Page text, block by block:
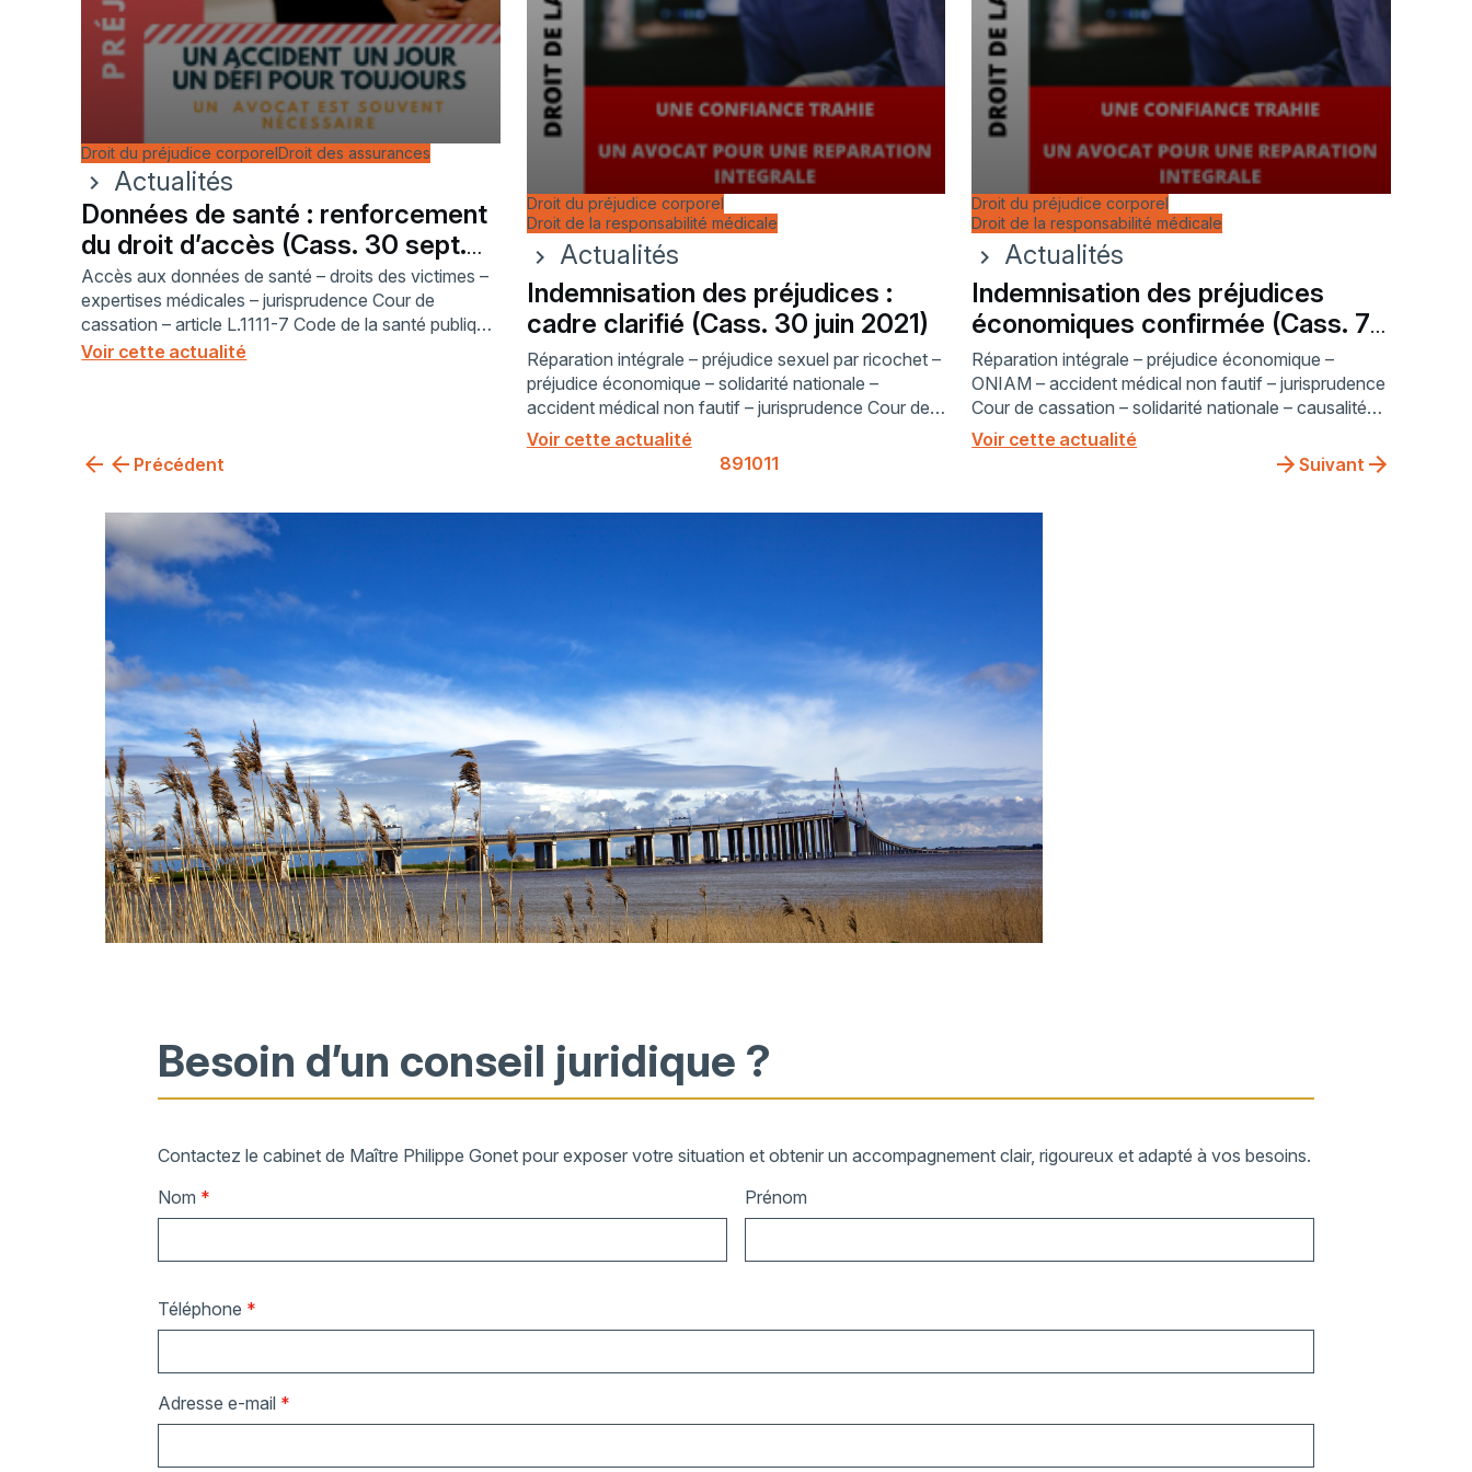
Droit du préjudice corporelDroit des assurances
chevron_right
Actualités
Données de santé : renforcement
du droit d’accès (Cass. 30 sept.
2021)
Accès aux données de santé – droits des victimes –
expertises médicales – jurisprudence Cour de
cassation – article L.1111-7 Code de la santé publique
– transparence des données médicales – obligations
Voir cette actualité
Droit du préjudice corporel
Droit de la responsabilité médicale
chevron_right
Actualités
Indemnisation des préjudices :
cadre clarifié (Cass. 30 juin 2021)
Réparation intégrale – préjudice sexuel par ricochet –
préjudice économique – solidarité nationale –
accident médical non fautif – jurisprudence Cour de
cassation – article L.1142-1 Code de la santé publique
– contentieux en indemnisation
Voir cette actualité
Droit du préjudice corporel
Droit de la responsabilité médicale
chevron_right
Actualités
Indemnisation des préjudices
économiques confirmée (Cass. 7
oct. 2020)
Réparation intégrale – préjudice économique –
ONIAM – accident médical non fautif – jurisprudence
Cour de cassation – solidarité nationale – causalité
directe – avocat en droit de la santé – indemnisation
des ayants droit –
Voir cette actualité
Précédent
891011 Suivant
Besoin d’un conseil juridique ?
Contactez le cabinet de Maître Philippe Gonet pour exposer votre situation et obtenir un accompagnement clair, rigoureux et adapté à vos besoins.
Nom * Prénom
Téléphone *
Adresse e-mail *